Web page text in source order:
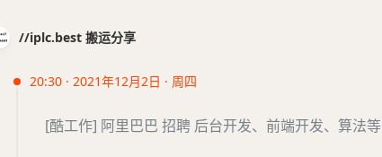
//iplc.best 搬运分享
20:30 · 2021年12月2日 · 周四
[酷工作] 阿里巴巴 招聘 后台开发、前端开发、算法等